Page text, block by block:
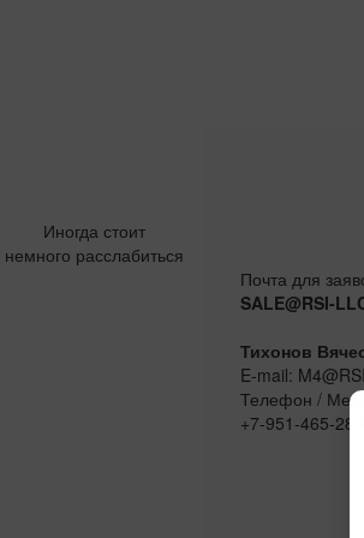
Иногда стоит
немного расслабиться
Почта для
SALE@RSI-
Тихонов
E-mail:
Телефон /
+7-951-465-28-